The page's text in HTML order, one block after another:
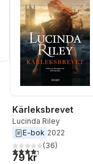
antal röster:
Kärleksbrevet
Lucinda Riley
E-bok 2022
4,3utav 5 stjärnor.
(36)
79 kr